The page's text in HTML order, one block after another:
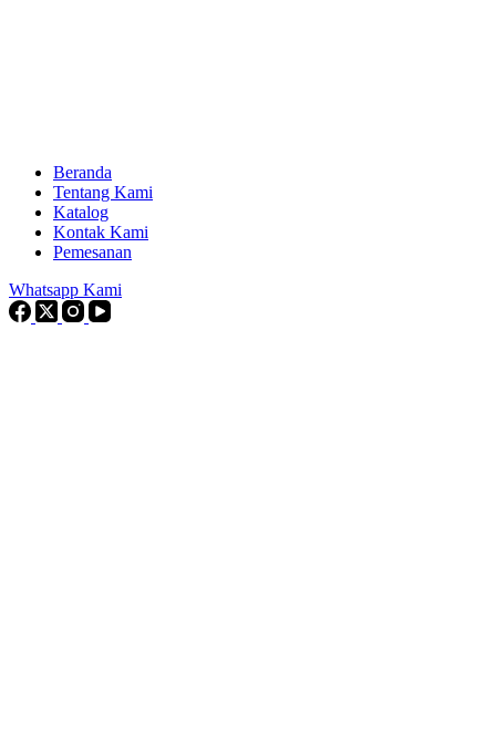
Beranda
Tentang Kami
Katalog
Kontak Kami
Pemesanan
Whatsapp Kami